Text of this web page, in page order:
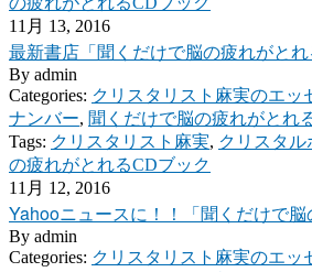
11月 13, 2016
最新書店「聞くだけで脳の疲れがと
By admin
Categories: クリスタリスト麻実のエッ
ナンバー, 聞くだけで脳の疲れがとれ
Tags: クリスタリスト麻実, クリスタル
の疲れがとれるCDブック
11月 12, 2016
Yahooニュースに！！「聞くだけで
By admin
Categories: クリスタリスト麻実のエッ